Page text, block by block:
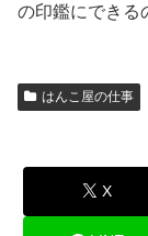
の印鑑にできる
はんこ屋の仕事
X